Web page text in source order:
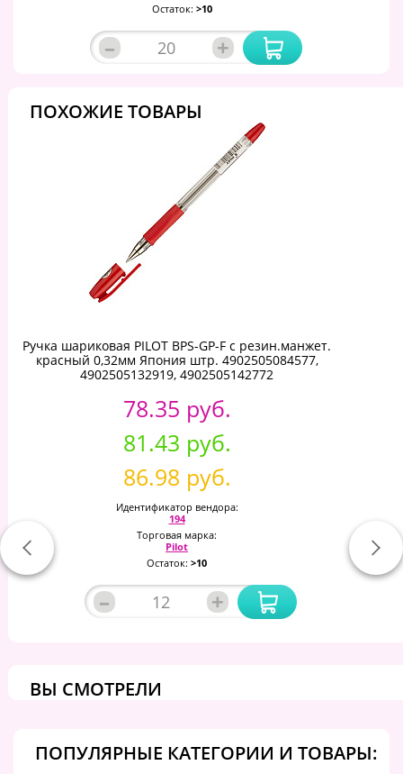
Остаток: >10
– +
ПОХОЖИЕ ТОВАРЫ
Ручка шариковая PILOT BPS-GP-F с резин.манжет.
красный 0,32мм Япония штр. 4902505084577,
4902505132919, 4902505142772
78.35 руб.
81.43 руб.
86.98 руб.
Идентификатор вендора:
194
Торговая марка:
Pilot
Остаток: >10
– +
ВЫ СМОТРЕЛИ
ПОПУЛЯРНЫЕ КАТЕГОРИИ И ТОВАРЫ: